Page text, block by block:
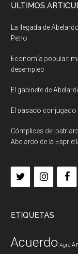
ULTIMOS
La llegada de
Petro
Economía popular:
desempleo
El gabinete de
El pasado conjugado
Cómplices del
Abelardo de la
ETIQUETAS
Acuerdo Agro